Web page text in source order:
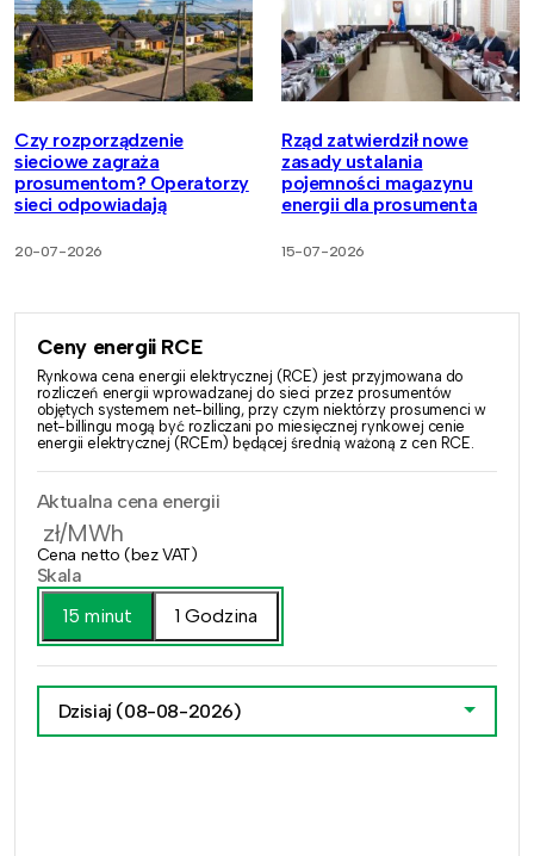
Czy rozporządzenie
sieciowe zagraża
prosumentom? Operatorzy
sieci odpowiadają
20-07-2026
Rząd zatwierdził nowe
zasady ustalania
pojemności magazynu
energii dla prosumenta
15-07-2026
Ceny energii RCE
Rynkowa cena energii elektrycznej (RCE) jest przyjmowana do
rozliczeń energii wprowadzanej do sieci przez prosumentów
objętych systemem net-billing, przy czym niektórzy prosumenci w
net-billingu mogą być rozliczani po miesięcznej rynkowej cenie
energii elektrycznej (RCEm) będącej średnią ważoną z cen RCE.
Aktualna cena energii
zł/MWh
Cena netto (bez VAT)
Skala
15 minut
1 Godzina
Dzisiaj (08-08-2026)